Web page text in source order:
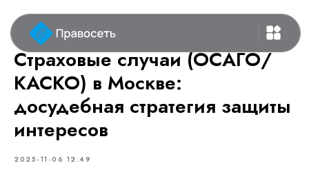
Страховые случаи (ОСАГО/
КАСКО) в Москве:
досудебная стратегия защиты
интересов
2025-11-06 12:49